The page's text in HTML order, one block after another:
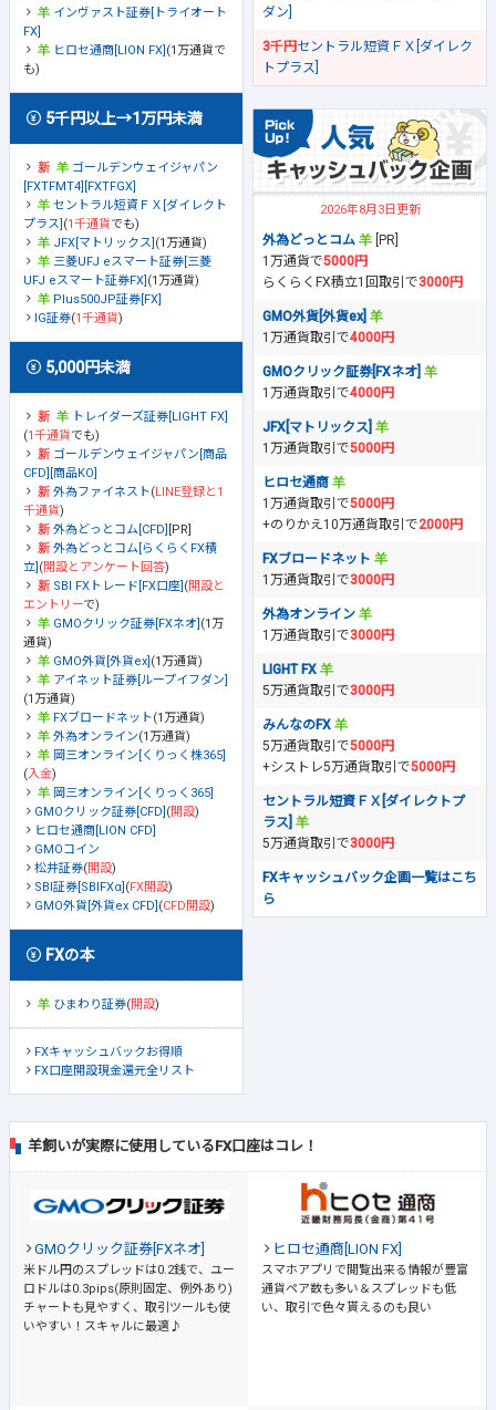
インヴァスト証券[トライオート
FX]
ヒロセ通商[LION FX] (1万通貨で
も)
5千円以上→1万円未満
ゴールデンウェイジャパン
[FXTFMT4][FXTFGX]
セントラル短資ＦＸ[ダイレクト
プラス] (1千通貨でも)
JFX[マトリックス] (1万通貨)
三菱UFJ eスマート証券[三菱
UFJ eスマート証券FX] (1万通貨)
Plus500JP証券[FX]
IG証券(1千通貨)
5,000円未満
トレイダーズ証券[LIGHT FX]
(1千通貨でも)
ゴールデンウェイジャパン[商品
CFD][商品KO]
外為ファイネスト(LINE登録と1
千通貨)
外為どっとコム[CFD] [PR]
外為どっとコム[らくらくFX積
立] (開設とアンケート回答)
SBI FXトレード[FX口座] (開設と
エントリーで)
GMOクリック証券[FXネオ] (1万
通貨)
GMO外貨[外貨ex] (1万通貨)
アイネット証券[ループイフダン]
(1万通貨)
FXブロードネット(1万通貨)
外為オンライン(1万通貨)
岡三オンライン[くりっく株365]
(入金)
岡三オンライン[くりっく365]
GMOクリック証券[CFD] (開設)
ヒロセ通商[LION CFD]
GMOコイン
松井証券(開設)
SBI証券[SBIFXα] (FX開設)
GMO外貨[外貨ex CFD] (CFD開設)
FXの本
ひまわり証券(開設)
FXキャッシュバックお得順
FX口座開設現金還元全リスト
ダン]
3千円セントラル短資ＦＸ[ダイレク
トプラス]
2026年8月3日更新
外為どっとコム
[PR]
1万通貨で5000円
らくらくFX積立1回取引で3000円
GMO外貨[外貨ex]
1万通貨取引で4000円
GMOクリック証券[FXネオ]
1万通貨取引で4000円
JFX[マトリックス]
1万通貨取引で5000円
ヒロセ通商
1万通貨取引で5000円
+のりかえ10万通貨取引で2000円
FXブロードネット
1万通貨取引で3000円
外為オンライン
1万通貨取引で3000円
LIGHT FX
5万通貨取引で3000円
みんなのFX
5万通貨取引で5000円
+シストレ5万通貨取引で5000円
セントラル短資ＦＸ[ダイレクトプ
ラス]
5万通貨取引で3000円
FXキャッシュバック企画一覧はこち
ら
羊飼いが実際に使用しているFX口座はコレ！
GMOクリック証券[FXネオ]
米ドル円のスプレッドは0.2銭で、ユー
ロドルは0.3pips(原則固定、例外あり)
チャートも見やすく、取引ツールも使
いやすい！スキャルに最適♪
ヒロセ通商[LION FX]
スマホアプリで閲覧出来る情報が豊富
通貨ペア数も多い＆スプレッドも低
い、取引で色々貰えるのも良い